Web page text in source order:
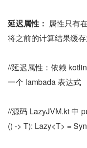
延迟属性： 属性只有
将之前的计算结果缓
//延迟属性：依赖
一个 lambada 表达式
//源码 LazyJVM.kt 中
() -> T): Lazy<T> =